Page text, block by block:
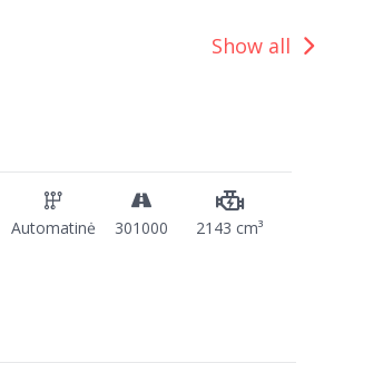
Show all
Automatinė 301000 2143 cm³